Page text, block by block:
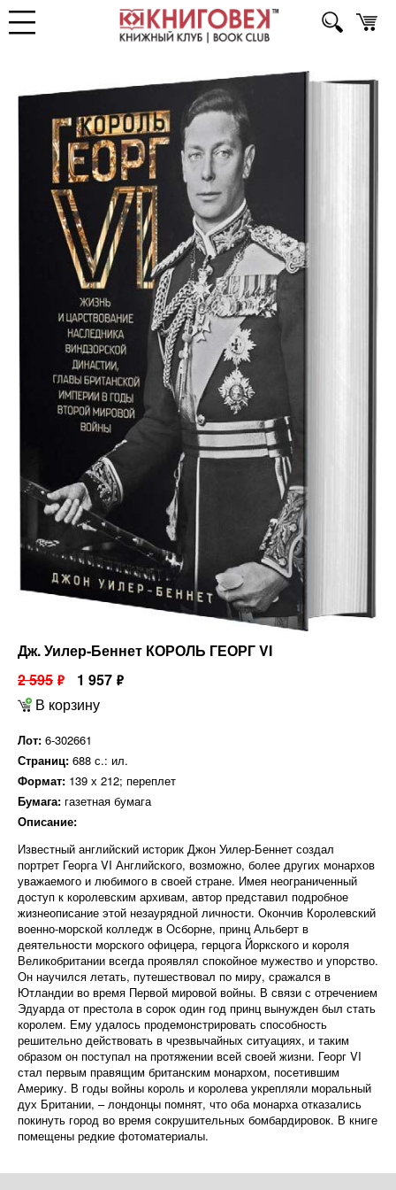
Дж. Уилер-Беннет КОРОЛЬ ГЕОРГ VI
2 595 ф 1 957 ф
В корзину
Лот: 6-302661
Страниц: 688 с.: ил.
Формат: 139 х 212; переплет
Бумага: газетная бумага
Описание:
Известный английский историк Джон Уилер-Беннет создал
портрет Георга VI Английского, возможно, более других монархов
уважаемого и любимого в своей стране. Имея неограниченный
доступ к королевским архивам, автор представил подробное
жизнеописание этой незаурядной личности. Окончив Королевский
военно-морской колледж в Осборне, принц Альберт в
деятельности морского офицера, герцога Йоркского и короля
Великобритании всегда проявлял спокойное мужество и упорство.
Он научился летать, путешествовал по миру, сражался в
Ютландии во время Первой мировой войны. В связи с отречением
Эдуарда от престола в сорок один год принц вынужден был стать
королем. Ему удалось продемонстрировать способность
решительно действовать в чрезвычайных ситуациях, и таким
образом он поступал на протяжении всей своей жизни. Георг VI
стал первым правящим британским монархом, посетившим
Америку. В годы войны король и королева укрепляли моральный
дух Британии, – лондонцы помнят, что оба монарха отказались
покинуть город во время сокрушительных бомбардировок. В книге
помещены редкие фотоматериалы.